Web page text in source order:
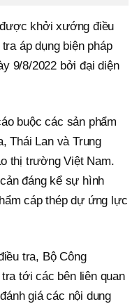
khởi xướng điều
áp dụng biện pháp
9/8/2022 bởi đại diện
buộc các sản phẩm
Thái Lan và Trung
thị trường Việt Nam.
đáng kể sự hình
cáp thép dự ứng lực
tra, Bộ Công
tới các bên liên quan
giá các nội dung